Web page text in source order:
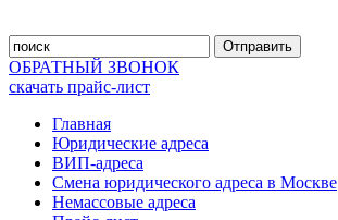
Отправить
ОБРАТНЫЙ ЗВОНОК
скачать прайс-лист
Главная
Юридические адреса
ВИП-адреса
Смена юридического адреса в Москве
Немассовые адреса